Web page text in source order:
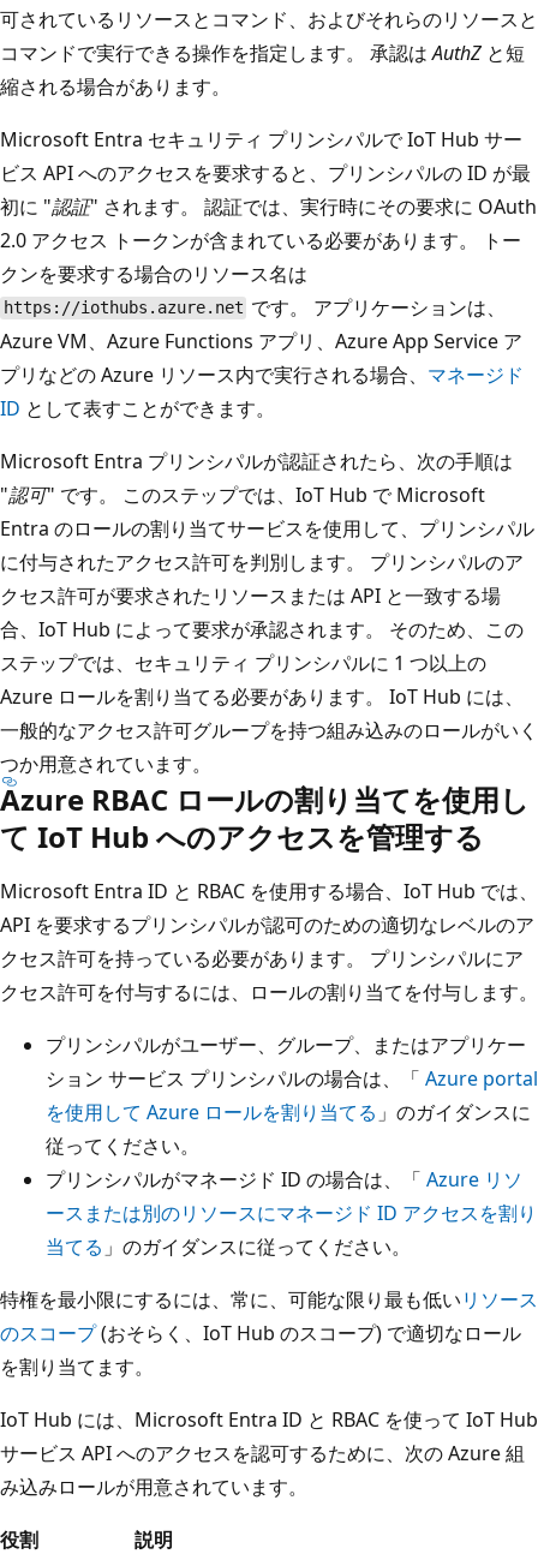
可されているリソースとコマンド、およびそれらのリソースと
コマンドで実行できる操作を指定します。 承認はAuthZ と短
縮される場合があります。
Microsoft Entra セキュリティ プリンシパルで IoT Hub サー
ビス API へのアクセスを要求すると、プリンシパルの ID が最
初に "認証" されます。 認証では、実行時にその要求に OAuth
2.0 アクセス トークンが含まれている必要があります。 トー
クンを要求する場合のリソース名は
https://iothubs.azure.net です。 アプリケーションは、
Azure VM、Azure Functions アプリ、Azure App Service ア
プリなどの Azure リソース内で実行される場合、 マネージド
ID として表すことができます。
Microsoft Entra プリンシパルが認証されたら、次の手順は
"認可" です。 このステップでは、IoT Hub で Microsoft
Entra のロールの割り当てサービスを使用して、プリンシパル
に付与されたアクセス許可を判別します。 プリンシパルのア
クセス許可が要求されたリソースまたは API と一致する場
合、IoT Hub によって要求が承認されます。 そのため、この
ステップでは、セキュリティ プリンシパルに 1 つ以上の
Azure ロールを割り当てる必要があります。 IoT Hub には、
一般的なアクセス許可グループを持つ組み込みのロールがいく
つか用意されています。
Azure RBAC ロールの割り当てを使用し
て IoT Hub へのアクセスを管理する
Microsoft Entra ID と RBAC を使用する場合、IoT Hub では、
API を要求するプリンシパルが認可のための適切なレベルのア
クセス許可を持っている必要があります。 プリンシパルにア
クセス許可を付与するには、ロールの割り当てを付与します。
プリンシパルがユーザー、グループ、またはアプリケー
ション サービス プリンシパルの場合は、「 Azure portal
を使用して Azure ロールを割り当てる 」のガイダンスに
従ってください。
プリンシパルがマネージド ID の場合は、「 Azure リソ
ースまたは別のリソースにマネージド ID アクセスを割り
当てる 」のガイダンスに従ってください。
特権を最小限にするには、常に、可能な限り最も低いリソース
のスコープ(おそらく、IoT Hub のスコープ) で適切なロール
を割り当てます。
IoT Hub には、Microsoft Entra ID と RBAC を使って IoT Hub
サービス API へのアクセスを認可するために、次の Azure 組
み込みロールが用意されています。
役割
説明